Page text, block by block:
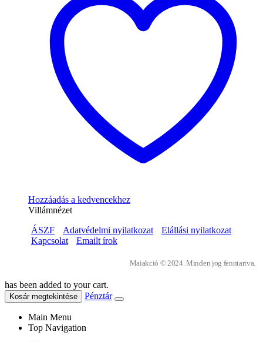
Hozzáadás a kedvencekhez
Villámnézet
ÁSZF
Adatvédelmi nyilatkozat
Elállási nyilatkozat
Kapcsolat
Emailt írok
Maiakció © 2024. Minden jog fenntartva.
has been added to your cart.
Kosár megtekintése Pénztár
Main Menu
Top Navigation